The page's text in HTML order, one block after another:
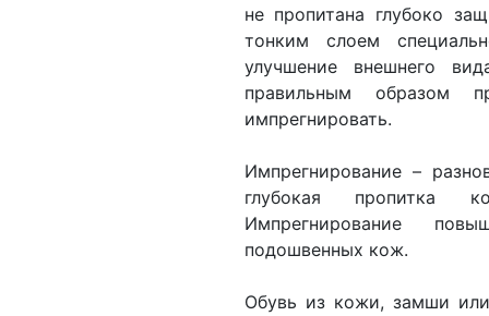
не пропитана глубоко
тонким слоем
улучшение внешнего
правильным образом
импрегнировать.
Импрегнирование –
глубокая пропитка
Импрегнирование
подошвенных кож.
Обувь из кожи, замши